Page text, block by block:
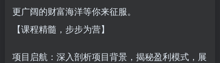
更广阔的财富海洋等你来征服。
【课程精髓，步步为营】
项目启航：深入剖析项目背景，揭秘盈利模式，展